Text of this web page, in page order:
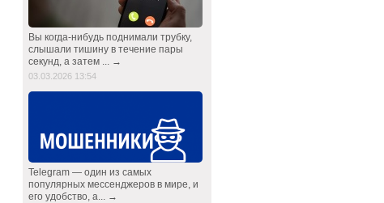
Вы когда-нибудь поднимали трубку,
слышали тишину в течение пары
секунд, а затем ... →
03.03.2026 13:54
Telegram — один из самых
популярных мессенджеров в мире, и
его удобство, а... →